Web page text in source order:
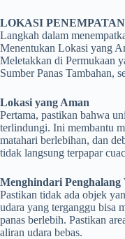
LOKASI
Langkah dalam
Menentukan Lokasi yang
Meletakkan di Permukaan
Sumber Panas Tambahan,
Lokasi yang Aman
Pertama, pastikan bahwa
terlindungi. Ini membantu
matahari berlebihan, dan
tidak langsung terpapar
Menghindari Penghalang
Pastikan tidak ada objek
udara yang terganggu bisa
panas berlebih. Pastikan
aliran udara bebas.